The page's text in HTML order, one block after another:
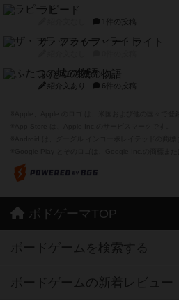
ラピード
1件の投稿
ザ・フラッフィー・ライト
ふたつの城の物語
紹介文あり 6件の投稿
ボドゲーマTOP
ボードゲームを検索する
ボードゲームの新着レビュー